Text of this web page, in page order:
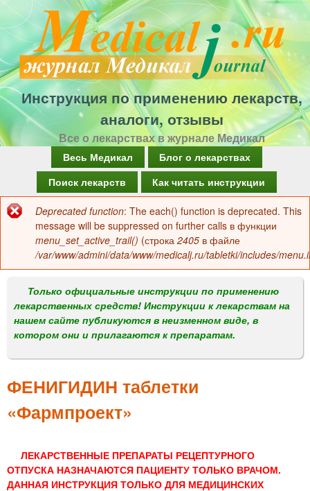
Перейти
к
основному
содержанию
Инструкция по применению лекарств,
аналоги, отзывы
Все о лекарствах в журнале Медикал
а
в
о
м
е
н
Весь Медикал
Блог о лекарствах
Поиск лекарств
Как читать инструкции
Сообщение
об
ошибке
Deprecated function: The each() function is deprecated. This
message will be suppressed on further calls в функции
menu_set_active_trail() (строка 2405 в файле
/var/www/admini/data/www/medicalj.ru/tabletki/includes/
Только официальные инструкции по применению
лекарственных средств! Инструкции к лекарствам на
нашем сайте публикуются в неизменном виде, в
котором они и прилагаются к препаратам.
ФЕНИГИДИН таблетки
«Фармпроект»
ЛЕКАРСТВЕННЫЕ ПРЕПАРАТЫ РЕЦЕПТУРНОГО
ОТПУСКА НАЗНАЧАЮТСЯ ПАЦИЕНТУ ТОЛЬКО ВРАЧОМ.
ДАННАЯ ИНСТРУКЦИЯ ТОЛЬКО ДЛЯ МЕДИЦИНСКИХ